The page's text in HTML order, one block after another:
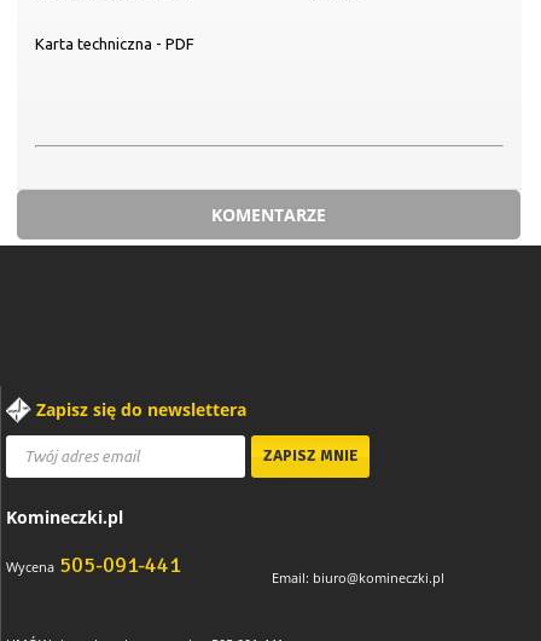
Karta techniczna - PDF
KOMENTARZE
Zapisz się do newslettera
Komineczki.pl
Wycena 505-091-441 Email: biuro@komineczki.pl